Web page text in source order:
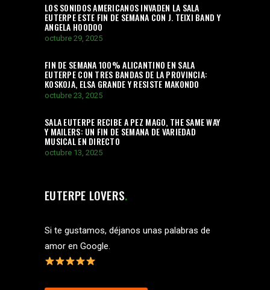
LOS SONIDOS AMERICANOS INVADEN LA SALA
EUTERPE ESTE FIN DE SEMANA CON J. TEIXI BAND Y
ANGELA HOODOO
octubre 29, 2025
FIN DE SEMANA 100% ALICANTINO EN SALA
EUTERPE CON TRES BANDAS DE LA PROVINCIA:
KOSKOJA, ELSA GRANDE Y RESISTE MAKONDO
octubre 23, 2025
SALA EUTERPE RECIBE A PEZ MAGO, THE SAME WAY
Y MAILERS: UN FIN DE SEMANA DE VARIEDAD
MUSICAL EN DIRECTO
octubre 13, 2025
EUTERPE LOVERS
Si te gustamos, déjanos unas palabras de
amor en Google.